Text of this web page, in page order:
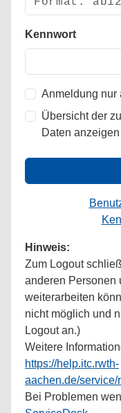
Kennwort
Anmeldung nur
Übersicht der
Daten anzeigen
Hinweis:
Zum Logout
anderen Personen
weiterarbeiten
nicht möglich und
Logout an.)
Weitere
https://help.itc.rwth-
aachen.de/
Bei Problemen